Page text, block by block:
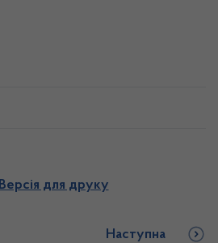
Версія для друку
Наступна